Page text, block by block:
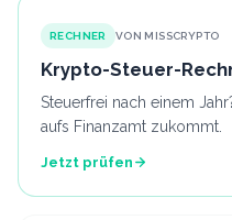
RECHNER VON MISSCRYPTO
Krypto-Steuer-
Steuerfrei nach einem
aufs Finanzamt zukommt.
Jetzt prüfen